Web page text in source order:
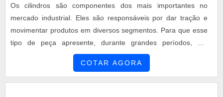
Hidráulicos é responsável no segmento de soluções em
hidráulica industrial. O foco é oferecer o que há de melhor na
atualidade para os nossos clientes. Tem uma equipe com
especialistas capazes de identificar as necessidades do
cliente e que terão o maior prazer em auxiliar com suas
dúvidas.DETALHES MUITO INTERESSANTES SOBRE A
EMPRESANa DHE Componentes Hidráulicos existe o que há
Os cilindros são componentes dos mais importantes no
mercado industrial. Eles são responsáveis por dar tração e
movimentar produtos em diversos segmentos. Para que esse
tipo de peça apresente, durante grandes períodos, um
desempenho mais eficiente, é necessário realizar o
revestimento de cilindros em SBR. Revestimento em SBR O
COTAR AGORA